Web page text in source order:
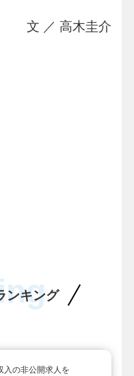
高木圭介
ンキング
入の非公開求人を